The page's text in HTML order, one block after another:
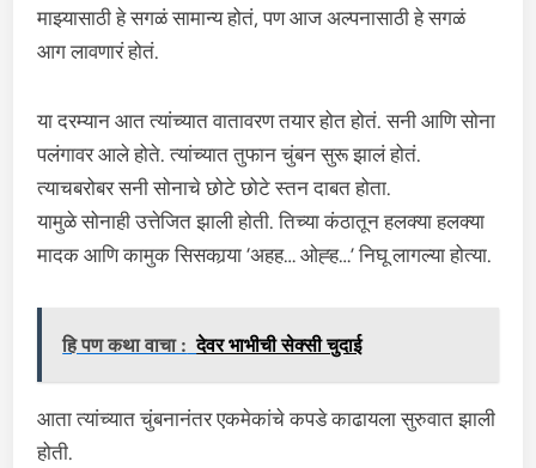
माझ्यासाठी हे सगळं सामान्य होतं, पण आज अल्पनासाठी हे सगळं
आग लावणारं होतं.
या दरम्यान आत त्यांच्यात वातावरण तयार होत होतं. सनी आणि सोना
पलंगावर आले होते. त्यांच्यात तुफान चुंबन सुरू झालं होतं.
त्याचबरोबर सनी सोनाचे छोटे छोटे स्तन दाबत होता.
यामुळे सोनाही उत्तेजित झाली होती. तिच्या कंठातून हलक्या हलक्या
मादक आणि कामुक सिसकार्‍या ‘अहह… ओह्ह…’ निघू लागल्या होत्या.
हि पण कथा वाचा : देवर भाभीची सेक्सी चुदाई
आता त्यांच्यात चुंबनानंतर एकमेकांचे कपडे काढायला सुरुवात झाली
होती.